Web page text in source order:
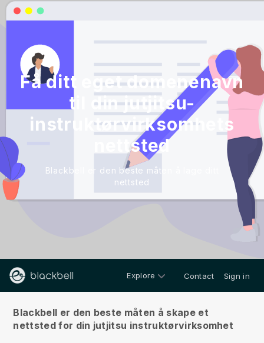
Få ditt eget domenenavn
til din jutjitsu-
instruktørvirksomhets
nettsted
Blackbell er den beste måten å lage ditt
nettsted
Explore Contact Sign in
Blackbell er den beste måten å skape et
nettsted for din jutjitsu instruktørvirksomhet